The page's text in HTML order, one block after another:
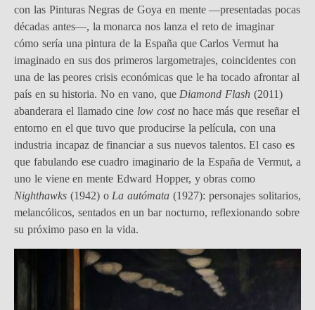
con las Pinturas Negras de Goya en mente —presentadas pocas
décadas antes—, la monarca nos lanza el reto de imaginar
cómo sería una pintura de la España que Carlos Vermut ha
imaginado en sus dos primeros largometrajes, coincidentes con
una de las peores crisis económicas que le ha tocado afrontar al
país en su historia. No en vano, que Diamond Flash (2011)
abanderara el llamado cine low costno hace más que reseñar el
entorno en el que tuvo que producirse la película, con una
industria incapaz de financiar a sus nuevos talentos. El caso es
que fabulando ese cuadro imaginario de la España de Vermut, a
uno le viene en mente Edward Hopper, y obras como
Nighthawks (1942) o La autómata (1927): personajes solitarios,
melancólicos, sentados en un bar nocturno, reflexionando sobre
su próximo paso en la vida.